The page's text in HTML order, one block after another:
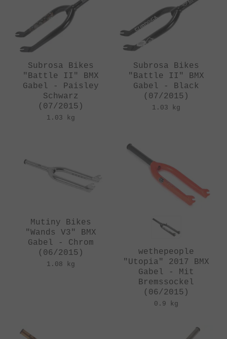
Subrosa Bikes
"Battle II" BMX
Gabel - Paisley
Schwarz
(07/2015)
1.03 kg
Subrosa Bikes
"Battle II" BMX
Gabel - Black
(07/2015)
1.03 kg
Mutiny Bikes
"Wands V3" BMX
Gabel - Chrom
(06/2015)
1.08 kg
wethepeople
"Utopia" 2017 BMX
Gabel - Mit
Bremssockel
(06/2015)
0.9 kg